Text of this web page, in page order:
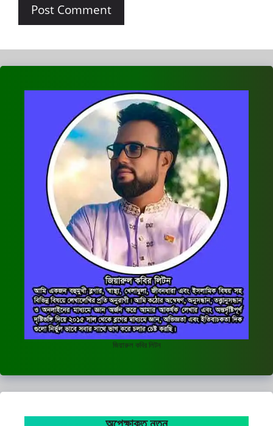
জিয়ারুল কবির লিটন